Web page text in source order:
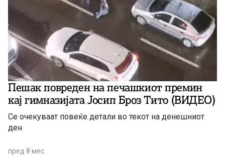
Пешак повреден на печашкиот премин
кај гимназијата Јосип Броз Тито (ВИДЕО)
Се очекуваат повеќе детали во текот на денешниот
ден
пред 8 мес.